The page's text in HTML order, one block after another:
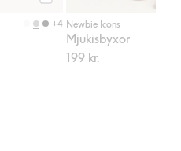
+4 Newbie Icons
Mjukisbyxor
199 kr.